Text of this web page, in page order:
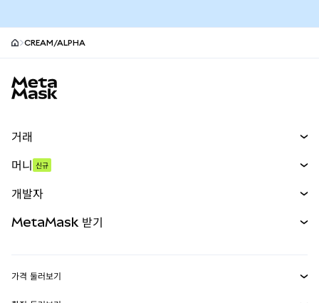
CREAM/ALPHA
거래
무기한 선물
실물자산
머니 신규
개발자
MetaMask 받기
가격 둘러보기